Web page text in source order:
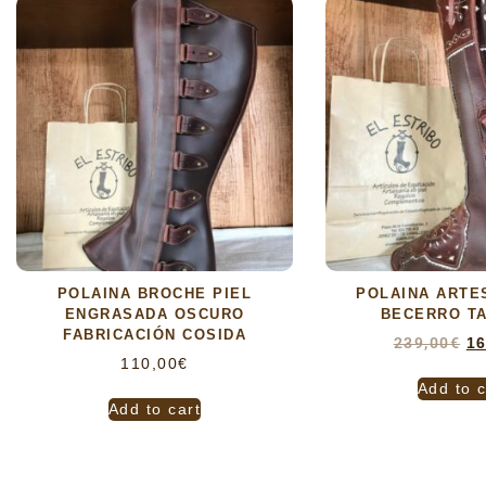
POLAINA BROCHE PIEL
ENGRASADA OSCURO
FABRICACIÓN COSIDA
110,00€
Add to cart
POLAINA
BECERRO
239,00€
Add to